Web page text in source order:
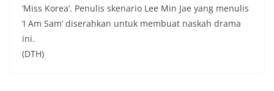
‘Miss Korea’. Penulis skenario Lee Min Jae yang menulis
‘I Am Sam’ diserahkan untuk membuat naskah drama
ini.
(DTH)